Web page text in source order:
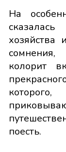
На
хозяйства
колорит
поесть.